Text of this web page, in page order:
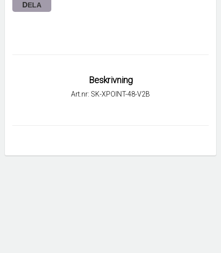
DELA
Beskrivning
Art.nr: SK-XPOINT-48-V2B